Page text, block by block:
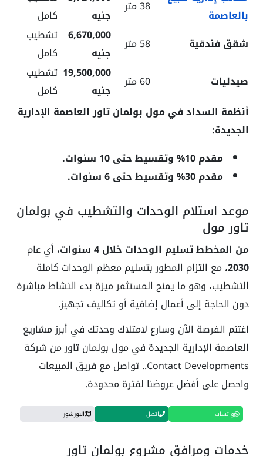
بالعاصمة
38 متر
جنيه
كامل
شقق فندقية
58 متر
6,670,000
جنيه
تشطيب
كامل
صيدليات
60 متر
19,500,000
جنيه
تشطيب
كامل
أنظمة السداد في مول بولمان تاور العاصمة الإدارية
الجديدة:
مقدم 10% وتقسيط حتى 10 سنوات.
مقدم 30% وتقسيط حتى 6 سنوات.
موعد استلام الوحدات والتشطيب في بولمان
تاور مول
من المخطط تسليم الوحدات خلال 4 سنوات
، أي عام
2030، مع التزام المطور بتسليم معظم الوحدات كاملة
التشطيب، وهو ما يمنح المستثمر ميزة بدء النشاط مباشرة
دون الحاجة إلى أعمال إضافية أو تكاليف تجهيز.
اغتنم الفرصة الآن وسارع لامتلاك وحدتك في أبرز مشاريع
العاصمة الإدارية الجديدة في مول بولمان تاور من شركة
Contact Developments.. تواصل مع فريق المبيعات
واحصل على أفضل عروضنا لفترة محدودة.
واتساب اتصل البورشور
خدمات ومرافق مشروع بولمان تاور